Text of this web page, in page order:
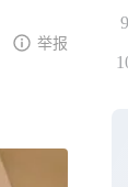
举报
9